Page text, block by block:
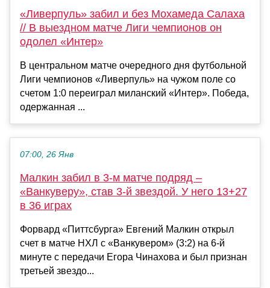
«Ливерпуль» забил и без Мохамеда Салаха
// В выездном матче Лиги чемпионов он
одолел «Интер»
В центральном матче очередного дня футбольной
Лиги чемпионов «Ливерпуль» на чужом поле со
счетом 1:0 переиграл миланский «Интер». Победа,
одержанная ...
07:00, 26 Янв
Малкин забил в 3-м матче подряд –
«Ванкуверу», став 3-й звездой. У него 13+27
в 36 играх
Форвард «Питтсбурга» Евгений Малкин открыл
счет в матче НХЛ с «Ванкувером» (3:2) на 6-й
минуте с передачи Егора Чинахова и был признан
третьей звездо...